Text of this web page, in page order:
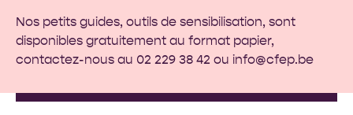
Nos petits guides, outils de sensibilisation, sont
disponibles gratuitement au format papier,
contactez-nous au 02 229 38 42 ou info@cfep.be